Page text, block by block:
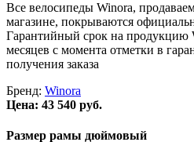
Все велосипеды Winora,
магазине, покрываются
Гарантийный срок на продукцию
месяцев с момента отметки в
получения заказа
Бренд: Winora
Цена: 43 540 руб.
Размер рамы дюймовый